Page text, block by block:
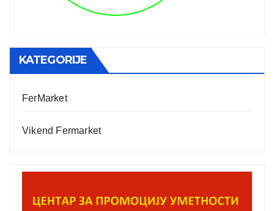
KATEGORIJE
FerMarket
Vikend Fermarket